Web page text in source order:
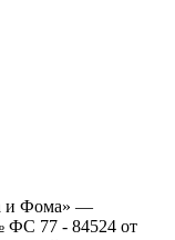
и Фома» —
ФС 77 - 84524 от